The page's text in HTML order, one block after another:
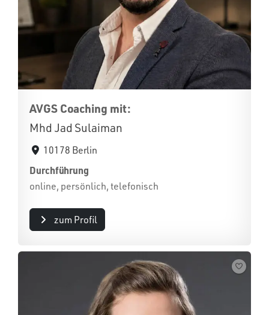
AVGS Coaching mit:
Mhd Jad Sulaiman
10178 Berlin
Durchführung
online, persönlich, telefonisch
zum Profil